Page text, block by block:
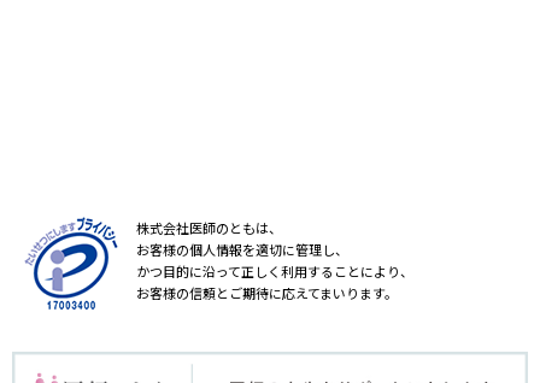
株式会社医師のともは、
お客様の個人情報を適切に管理し、
かつ目的に沿って正しく利用することにより、
お客様の信頼とご期待に応えてまいります。